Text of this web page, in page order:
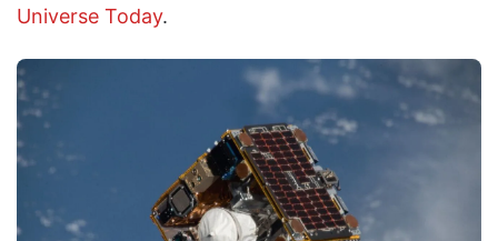
Universe Today.